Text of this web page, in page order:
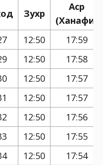
Зухр
Аср
(Ханафи)
12:50
17:59
12:50
17:58
12:50
17:57
12:50
17:57
12:50
17:56
12:50
17:55
12:50
17:54